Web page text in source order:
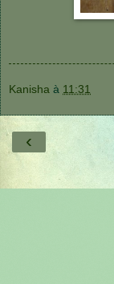
Kanisha à 11:31
‹